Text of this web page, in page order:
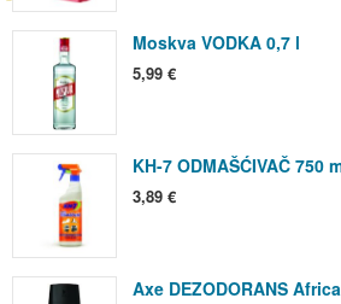
Moskva VODKA 0,7 l
5,99 €
KH-7 ODMAŠĆIVAČ 750
3,89 €
Axe DEZODORANS